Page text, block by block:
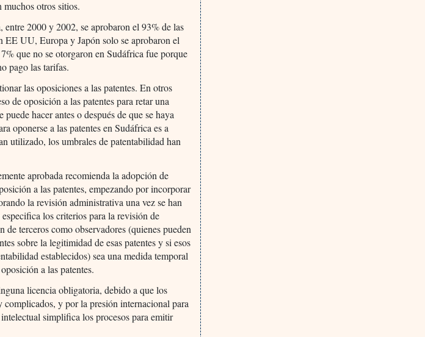
muchos otros sitios.
2000 y 2002, se aprobaron el 93% de las
EE UU, Europa y Japón solo se aprobaron el
que no se otorgaron en Sudáfrica fue porque
pago las tarifas.
las oposiciones a las patentes. En otros
de oposición a las patentes para retar una
hacer antes o después de que se haya
oponerse a las patentes en Sudáfrica es a
utilizado, los umbrales de patentabilidad han
aprobada recomienda la adopción de
a las patentes, empezando por incorporar
la revisión administrativa una vez se han
los criterios para la revisión de
terceros como observadores (quienes pueden
sobre la legitimidad de esas patentes y si esos
establecidos) sea una medida temporal
a las patentes.
licencia obligatoria, debido a que los
complicados, y por la presión internacional para
simplifica los procesos para emitir